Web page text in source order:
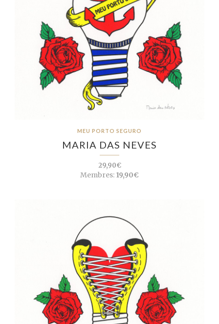
MEU PORTO SEGURO
MARIA DAS NEVES
29,90€
Membres: 19,90€